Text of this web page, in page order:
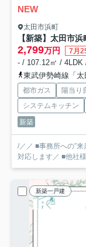
NEW
太田市浜町
2,799万円 7月
- / 107.12㎡ / 4LDK
東武伊勢崎線「
都市ガス 陽当り
システムキッチン
新築
/／／ ■事務所への”
対応します／ ■他社
新築一戸建